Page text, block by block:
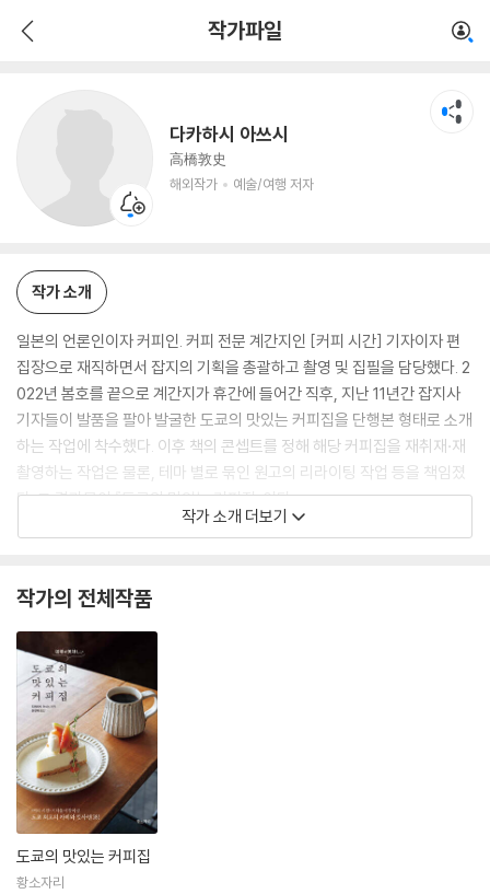
작가파일
다카하시 아쓰시
高橋敦史
해외작가
예술/여행 저자
예술/여행 저자
작가 소개
일본의 언론인이자 커피인. 커피 전문 계간지인 [커피 시간] 기자이자 편
집장으로 재직하면서 잡지의 기획을 총괄하고 촬영 및 집필을 담당했다. 2
022년 봄호를 끝으로 계간지가 휴간에 들어간 직후, 지난 11년간 잡지사
기자들이 발품을 팔아 발굴한 도쿄의 맛있는 커피집을 단행본 형태로 소개
하는 작업에 착수했다. 이후 책의 콘셉트를 정해 해당 커피집을 재취재·재
촬영하는 작업은 물론, 테마 별로 묶인 원고의 리라이팅 작업 등을 책임졌
다. 그 결과물이 『도쿄의 맛잇는 커피집』이다.
작가 소개 더보기
작가의 전체작품
도쿄의 맛있는 커피집
황소자리